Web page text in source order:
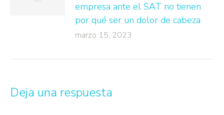
empresa ante el SAT no tienen
por qué ser un dolor de cabeza
marzo 15, 2023
Deja una respuesta